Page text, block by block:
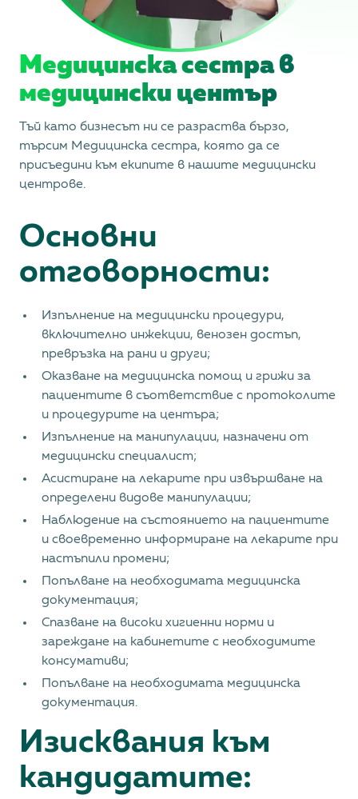
Медицинскa сестра в
медицински център
Тъй като бизнесът ни се разраства бързо,
търсим Медицинска сестра, която да се
присъедини към екипите в нашите медицински
центрове.
Основни
отговорности:
Изпълнение на медицински процедури,
включително инжекции, венозен достъп,
превръзка на рани и други;
Оказване на медицинска помощ и грижи за
пациентите в съответствие с протоколите
и процедурите на центъра;
Изпълнение на манипулации, назначени от
медицински специалист;
Асистиране на лекарите при извършване на
определени видове манипулации;
Наблюдение на състоянието на пациентите
и своевременно информиране на лекарите при
настъпили промени;
Попълване на необходимата медицинска
документация;
Спазване на високи хигиенни норми и
зареждане на кабинетите с необходимите
консумативи;
Попълване на необходимата медицинска
документация.
Изисквания към
кандидатите: